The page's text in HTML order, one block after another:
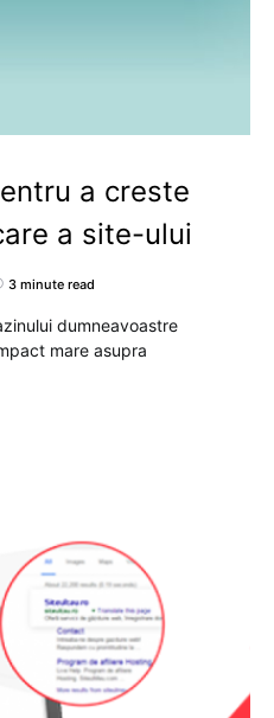
a creste
a site-ului
3 minute read
dumneavoastre
mare asupra